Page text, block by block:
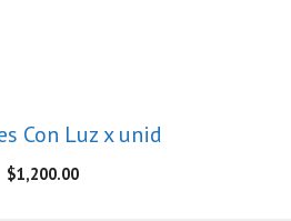
Con Luz x unid
$1,200.00